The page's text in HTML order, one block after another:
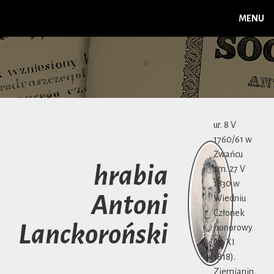
MENU
hrabia
Antoni
Lanckoroński
ur. 8 V
1760/61 w
Żwańcu
zm. 27 V
1830 w
Wiedniu
Członek
honorowy
(15 XI
1818).
Ziemianin,